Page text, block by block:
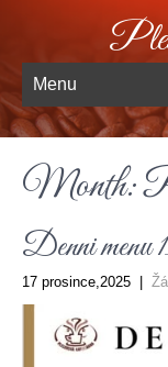
Menu
Month:
Denni menu
17 prosince,2025